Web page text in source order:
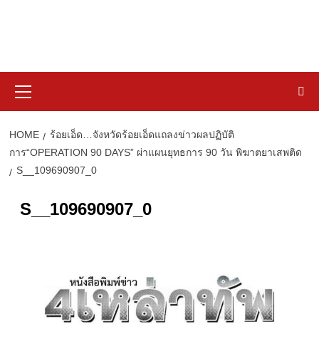
Menu
HOME
ร้อยเอ็ด…จังหวัดร้อยเอ็ดแถลงข่าวผลปฏิบัติ
การ“OPERATION 90 DAYS” ผ่าแผนยุทธการ 90 วัน พิฆาตยาเสพติด
S__109690907_0
S__109690907_0